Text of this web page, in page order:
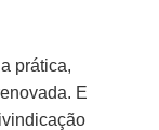
prática,
E